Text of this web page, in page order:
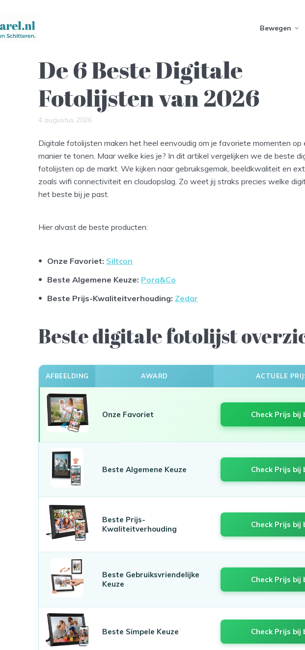
Bewegen
De 6 Beste Digitale
Fotolijsten van 2026
4 augustus 2026
Digitale fotolijsten maken het heel eenvoudig om je favoriete momenten op
manier te tonen. Maar welke kies je? In dit artikel vergelijken we de beste
fotolijsten op de markt. We kijken naar gebruiksgemak, beeldkwaliteit en
zoals wifi connectiviteit en cloudopslag. Zo weet jij straks precies welke
het beste bij je past.
Hier alvast de beste producten:
Onze Favoriet: Siltcon
Beste Algemene Keuze: Pora&Co
Beste Prijs-Kwaliteitverhouding: Zedar
Beste digitale fotolijst
AFBEELDING AWARD ACTUELE
Onze Favoriet Check Prijs bij
Beste Algemene Keuze Check Prijs bij
Beste Prijs-
Kwaliteitverhouding
Check Prijs bij
Beste Gebruiksvriendelijke
Keuze
Check Prijs bij
Beste Simpele Keuze Check Prijs bij